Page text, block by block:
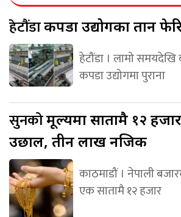
हेटौंडाकपडा उद्योगका तान
हेटौंडा । लामो समयदेखि
कपडा उद्योगमा पुराना
सुनकोमूल्यमा सातामै १२
उछाल, तीन लाख नजिक
काठमाडौं । नेपाली
एक सातामै १२ हजार